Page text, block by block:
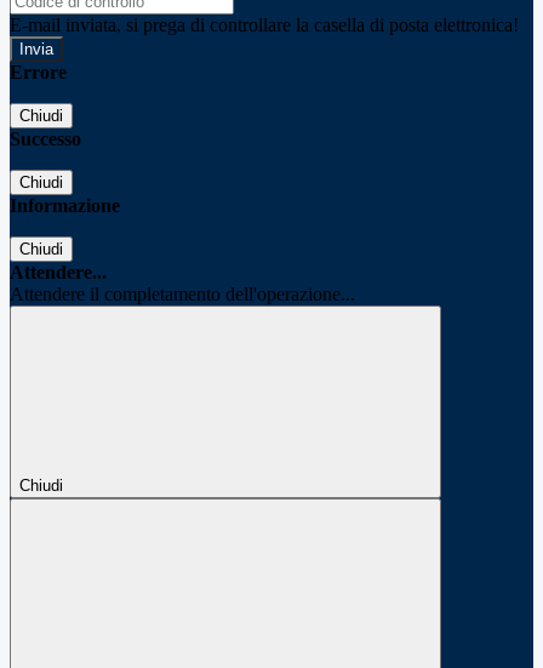
E-mail inviata, si prega di controllare la casella di posta elettronica!
Errore
Chiudi
Successo
Chiudi
Informazione
Chiudi
Attendere...
Attendere il completamento dell'operazione...
Chiudi